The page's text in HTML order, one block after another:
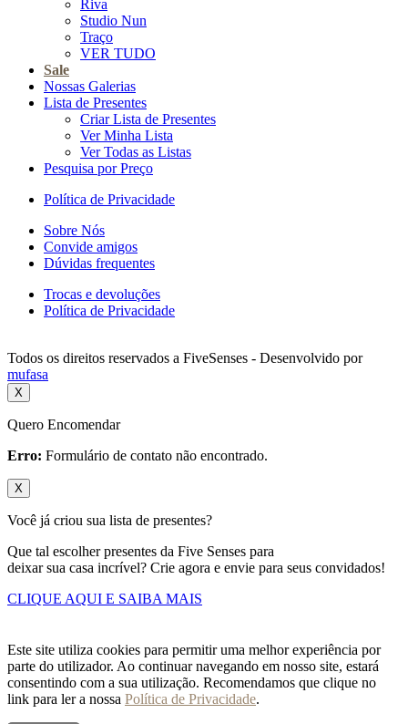
Riva
Studio Nun
Traço
VER TUDO
Sale
Nossas Galerias
Lista de Presentes
Criar Lista de Presentes
Ver Minha Lista
Ver Todas as Listas
Pesquisa por Preço
Política de Privacidade
Sobre Nós
Convide amigos
Dúvidas frequentes
Trocas e devoluções
Política de Privacidade
Todos os direitos reservados a FiveSenses - Desenvolvido por
mufasa
X
Quero Encomendar
Erro: Formulário de contato não encontrado.
X
Você já criou sua lista de presentes?
Que tal escolher presentes da Five Senses para
deixar sua casa incrível? Crie agora e envie para seus convidados!
CLIQUE AQUI E SAIBA MAIS
Este site utiliza cookies para permitir uma melhor experiência por
parte do utilizador. Ao continuar navegando em nosso site, estará
consentindo com a sua utilização. Recomendamos que clique no
link para ler a nossa Política de Privacidade.